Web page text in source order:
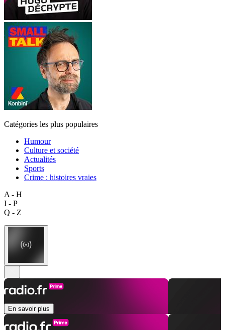
Catégories les plus populaires
Humour
Culture et société
Actualités
Sports
Crime : histoires vraies
A - H
I - P
Q - Z
En savoir plus